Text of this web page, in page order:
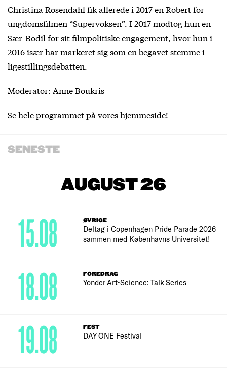
Christina Rosendahl fik allerede i 2017 en Robert for
ungdomsfilmen “Supervoksen”. I 2017 modtog hun en
Sær-Bodil for sit filmpolitiske engagement, hvor hun i
2016 især har markeret sig som en begavet stemme i
ligestillingsdebatten.
Moderator: Anne Boukris
Se hele programmet på vores hjemmeside!
SENESTE
AUGUST 26
ØVRIGE
Deltag i Copenhagen Pride Parade 2026
sammen med Københavns Universitet!
15.08
FOREDRAG
Yonder Art•Science: Talk Series
18.08
FEST
DAY ONE Festival
19.08